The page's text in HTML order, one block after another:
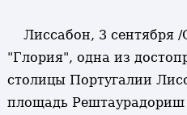
Лиссабон, 3 сентября /
"Глория", одна из
столицы Португалии
площадь